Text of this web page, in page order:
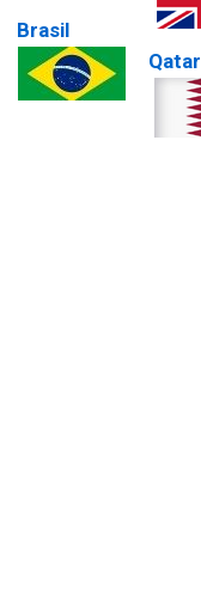
Brasil
Qatar